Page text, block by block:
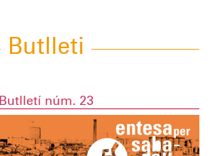
Butlleti
Butlletí núm. 23